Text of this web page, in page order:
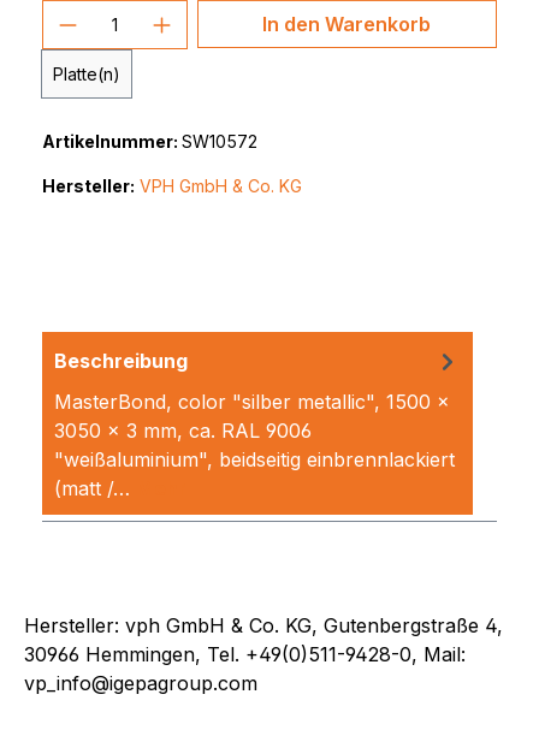
Produkt Anzahl: Gib den
Platte(n)
In den Warenkorb
Artikelnummer: SW10572
Hersteller: VPH GmbH & Co. KG
Beschreibung
MasterBond, color "silber metallic", 1500 x
3050 x 3 mm, ca. RAL 9006
"weißaluminium", beidseitig einbrennlackiert
(matt /…
Hersteller: vph GmbH & Co. KG, Gutenbergstraße 4,
30966 Hemmingen, Tel. +49(0)511-9428-0, Mail:
vp_info@igepagroup.com